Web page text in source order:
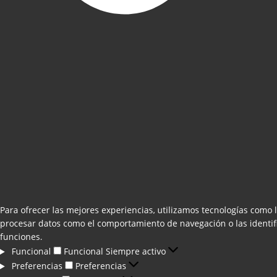
Para ofrecer las mejores experiencias, utilizamos tecnologías
procesar datos como el comportamiento de navegación o las
funciones.
Funcional
Funcional Siempre activo
Preferencias
Preferencias